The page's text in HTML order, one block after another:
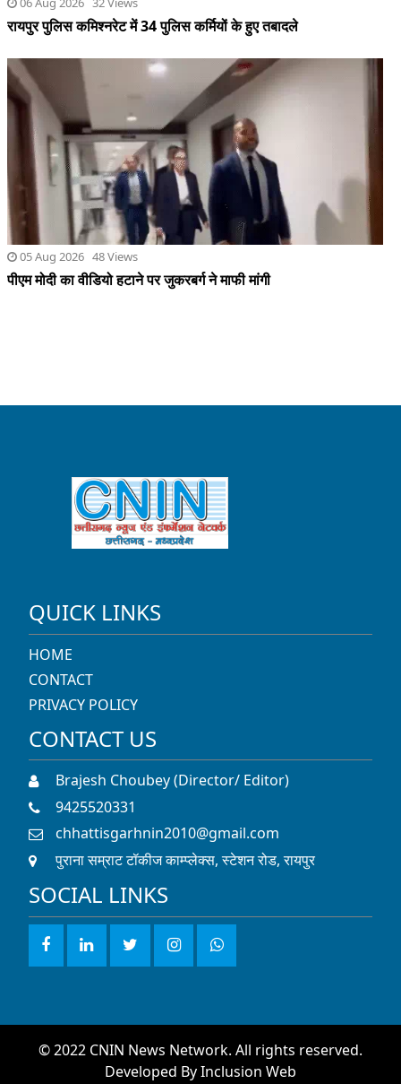
05 Aug 2026 48 Views
पीएम मोदी का वीडियो हटाने पर जुकरबर्ग ने माफी मांगी
CONTACT
PRIVACY POLICY
Brajesh Choubey (Director/ Editor)
9425520331
chhattisgarhnin2010@gmail.com
पुराना सम्राट टॉकीज काम्प्लेक्स, स्टेशन रोड, रायपुर
SOCIAL LINKS
© 2022 CNIN News Network. All rights reserved.
Developed ByInclusion Web